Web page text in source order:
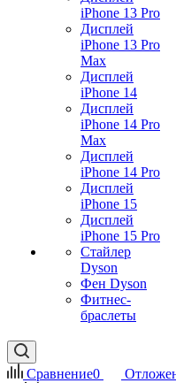
iPhone 13 Pro
Дисплей
iPhone 13 Pro
Max
Дисплей
iPhone 14
Дисплей
iPhone 14 Pro
Max
Дисплей
iPhone 14 Pro
Дисплей
iPhone 15
Дисплей
iPhone 15 Pro
Стайлер
Dyson
Фен Dyson
Фитнес-
браслеты
Сравнение0